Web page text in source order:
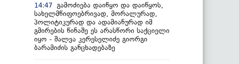
14:47 გამოძიება დაიწყო და დაიწყოს,
სახელმწიფოებრივად, მორალურად,
პოლიტიკურად და ადამიანურად იმ
გმირების წინაშე ეს არასწორი საქციელი
იყო - შალვა კერესელიძე გიორგი
ბარამიძის განცხადებაზე